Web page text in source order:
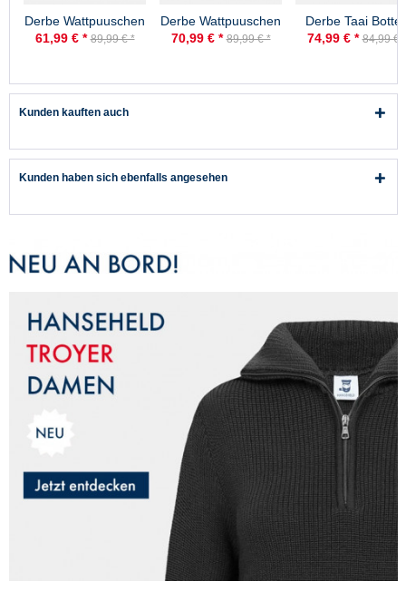
Derbe Wattpuuschen
Pelz Schwarz /
61,99 € * 89,99 € *
Derbe Wattpuuschen
Pelz Schwarz Weiß
70,99 € * 89,99 € *
Derbe Taai
Eco Black
74,99 € * 84,99 € *
Kunden kauften auch
Kunden haben sich ebenfalls angesehen